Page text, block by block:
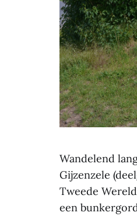
Wandelend
Gijzenzele
Tweede
een